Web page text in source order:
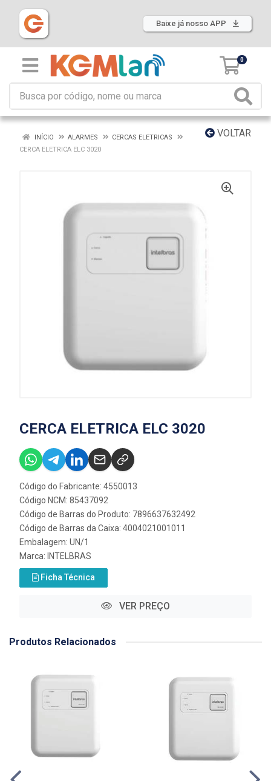
Baixe já nosso APP
0
VOLTAR
INÍCIO ALARMES
CERCAS ELETRICAS
CERCA ELETRICA ELC 3020
CERCA ELETRICA ELC 3020
Código do Fabricante: 4550013
Código NCM: 85437092
Código de Barras do Produto: 7896637632492
Código de Barras da Caixa: 4004021001011
Embalagem: UN/1
Marca: INTELBRAS
Ficha Técnica
VER PREÇO
Produtos Relacionados